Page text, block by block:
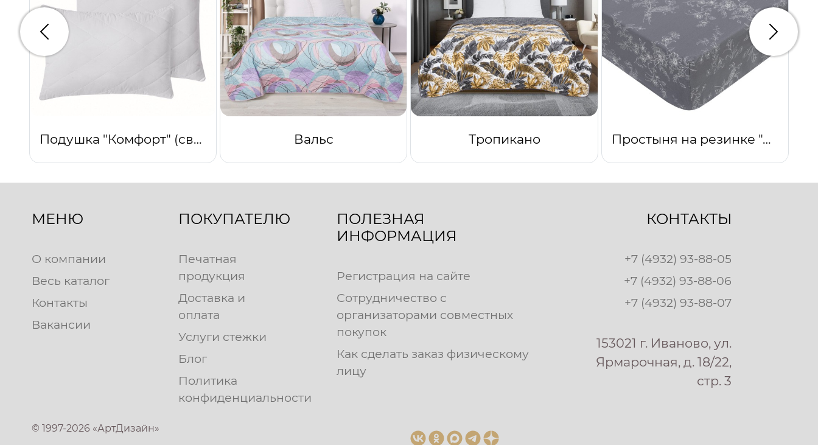
Подушка "Комфорт" (светло-серый) Вальс Тропикано Простыня на резинке "Луара"
Предыдущий
МЕНЮ
О компании
Весь каталог
Контакты
Вакансии
ПОКУПАТЕЛЮ
Печатная
продукция
Доставка и
оплата
Услуги стежки
Блог
Политика
конфиденциальности
ПОЛЕЗНАЯ
ИНФОРМАЦИЯ
Регистрация на сайте
Сотрудничество с
организаторами совместных
покупок
Как сделать заказ физическому
лицу
КОНТАКТЫ
+7 (4932) 93-88-05
+7 (4932) 93-88-06
+7 (4932) 93-88-07
153021 г. Иваново, ул.
Ярмарочная, д. 18/22,
стр. 3
© 1997-2026 «АртДизайн»